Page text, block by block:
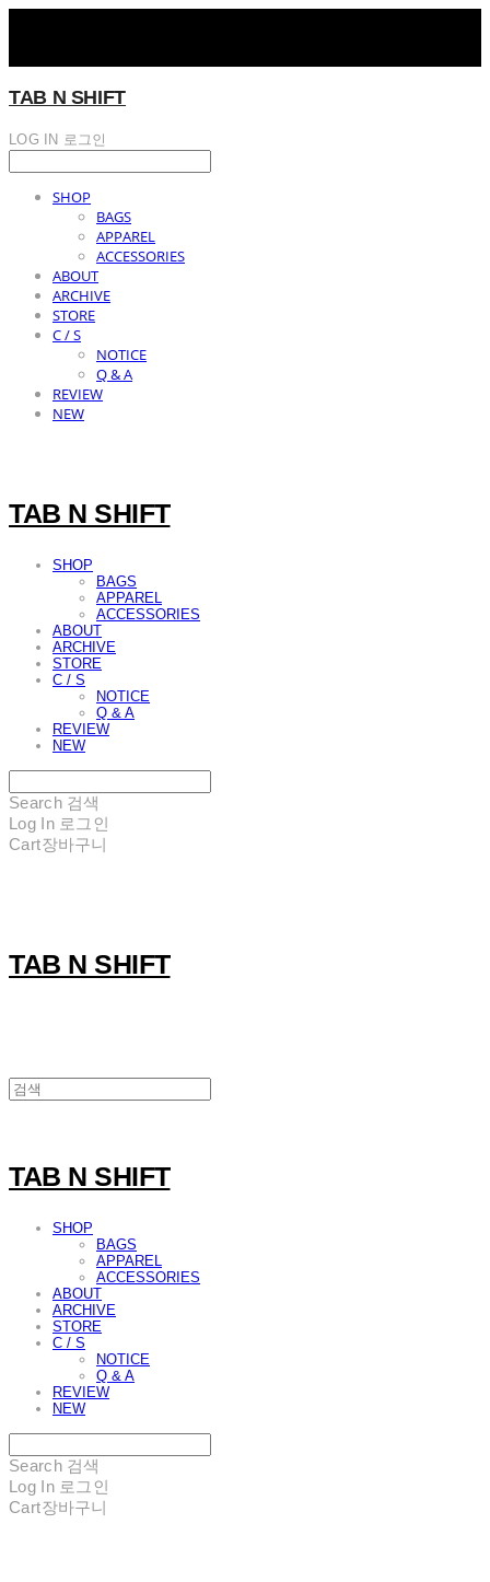
TAB N SHIFT
LOG IN 로그인
SHOP
BAGS
APPAREL
ACCESSORIES
ABOUT
ARCHIVE
STORE
C / S
NOTICE
Q & A
REVIEW
NEW
TAB N SHIFT
SHOP
BAGS
APPAREL
ACCESSORIES
ABOUT
ARCHIVE
STORE
C / S
NOTICE
Q & A
REVIEW
NEW
Search 검색
Log In 로그인
Cart장바구니
TAB N SHIFT
TAB N SHIFT
SHOP
BAGS
APPAREL
ACCESSORIES
ABOUT
ARCHIVE
STORE
C / S
NOTICE
Q & A
REVIEW
NEW
Search 검색
Log In 로그인
Cart장바구니